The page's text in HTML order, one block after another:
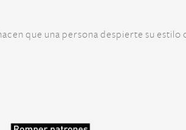
que una persona despierte su